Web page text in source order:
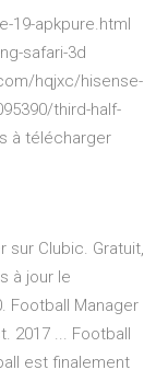
19-apkpure.html
safari-3d
hqjxc/hisense-
third-half-
à télécharger
sur Clubic. Gratuit,
à jour le
Football Manager
2017 ... Football
est finalement